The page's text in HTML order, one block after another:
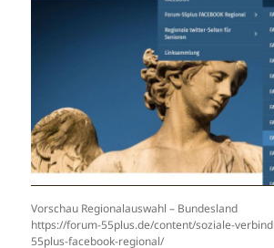
Vorschau Regionalauswahl – Bundesland
https://forum-55plus.de/content/soziale-
55plus-facebook-regional/